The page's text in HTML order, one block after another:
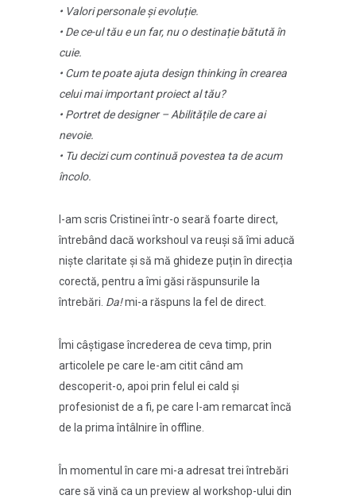
• Valori personale și evoluție.
• De ce-ul tău e un far, nu o destinație bătută în
cuie.
• Cum te poate ajuta design thinking în crearea
celui mai important proiect al tău?
• Portret de designer – Abilitățile de care ai
nevoie.
• Tu decizi cum continuă povestea ta de acum
încolo.
I-am scris Cristinei într-o seară foarte direct,
întrebând dacă workshoul va reuși să îmi aducă
niște claritate și să mă ghideze puțin în direcția
corectă, pentru a îmi găsi răspunsurile la
întrebări. Da!mi-a răspuns la fel de direct.
Îmi câștigase încrederea de ceva timp, prin
articolele pe care le-am citit când am
descoperit-o, apoi prin felul ei cald și
profesionist de a fi, pe care l-am remarcat încă
de la prima întâlnire în offline.
În momentul în care mi-a adresat trei întrebări
care să vină ca un preview al workshop-ului din